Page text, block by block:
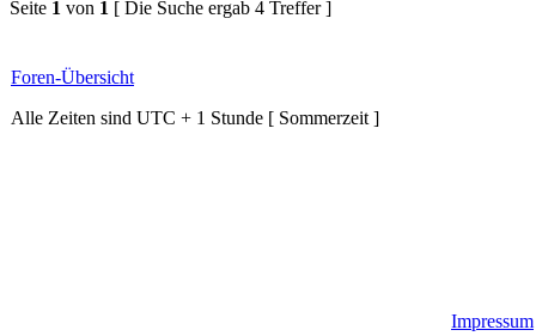
Seite 1 von 1 [ Die Suche ergab 4 Treffer ]
Foren-Übersicht
Alle Zeiten sind UTC + 1 Stunde [ Sommerzeit ]
Impressum